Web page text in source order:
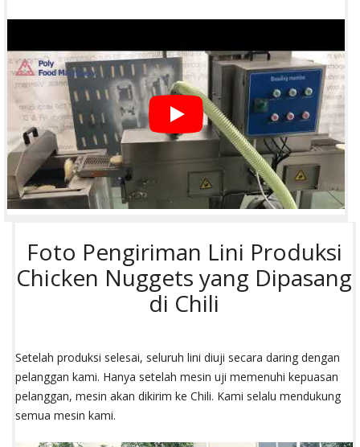
Foto Pengiriman Lini Produksi
Chicken Nuggets yang Dipasang
di Chili
Setelah produksi selesai, seluruh lini diuji secara daring dengan
pelanggan kami. Hanya setelah mesin uji memenuhi kepuasan
pelanggan, mesin akan dikirim ke Chili. Kami selalu mendukung
semua mesin kami.